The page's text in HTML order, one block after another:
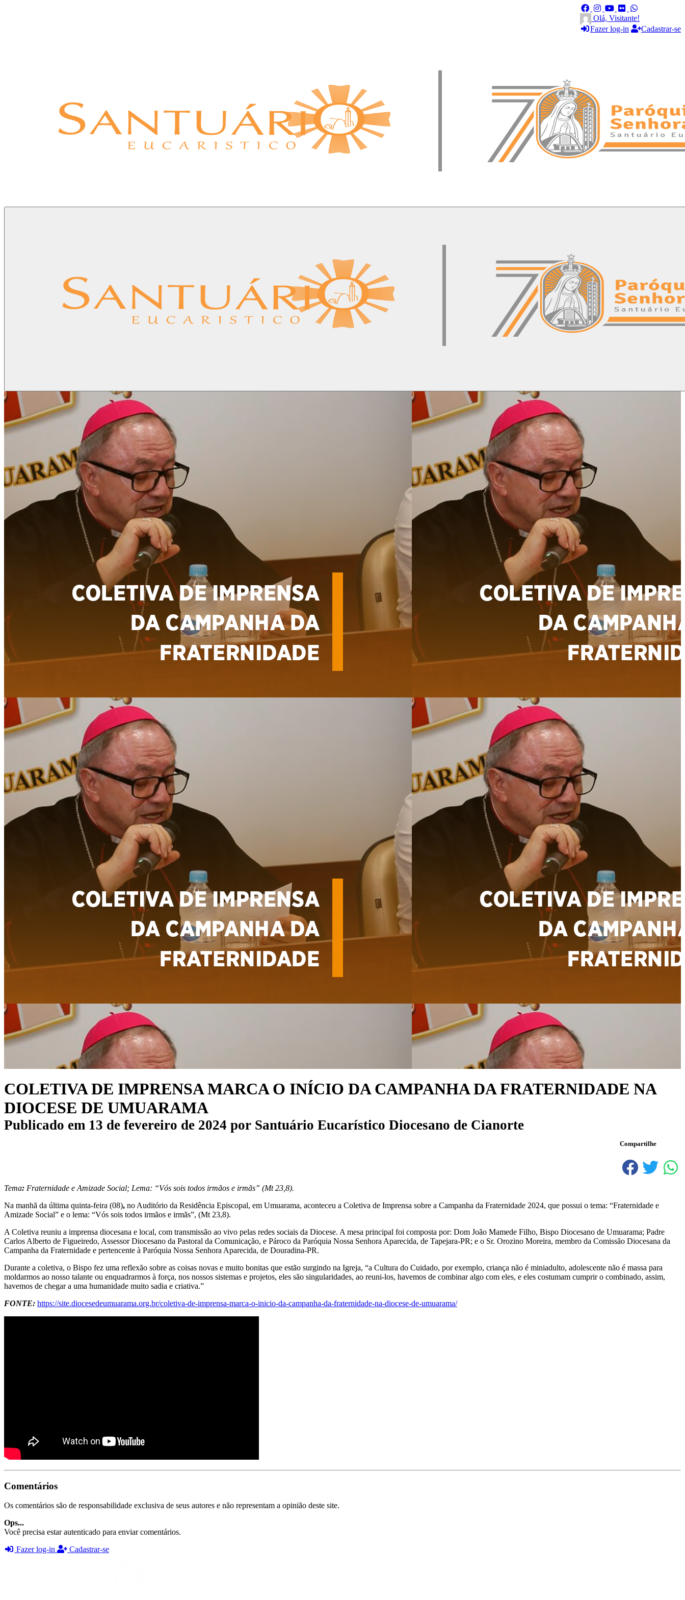
Olá, Visitante!
Fazer log-in
Cadastrar-se
COLETIVA DE IMPRENSA MARCA O INÍCIO DA CAMPANHA DA FRATERNIDADE NA
DIOCESE DE UMUARAMA
Publicado em 13 de fevereiro de 2024 por Santuário Eucarístico Diocesano de Cianorte
Compartilhe
Tema: Fraternidade e Amizade Social; Lema: “Vós sois todos irmãos e irmãs” (Mt 23,8).
Na manhã da última quinta-feira (08), no Auditório da Residência Episcopal, em Umuarama, aconteceu a Coletiva de Imprensa sobre a Campanha da Fraternidade 2024, que possui o tema: “Fraternidade e
Amizade Social” e o lema: “Vós sois todos irmãos e irmãs”, (Mt 23,8).
A Coletiva reuniu a imprensa diocesana e local, com transmissão ao vivo pelas redes sociais da Diocese. A mesa principal foi composta por: Dom João Mamede Filho, Bispo Diocesano de Umuarama; Padre
Carlos Alberto de Figueiredo, Assessor Diocesano da Pastoral da Comunicação, e Pároco da Paróquia Nossa Senhora Aparecida, de Tapejara-PR; e o Sr. Orozino Moreira, membro da Comissão Diocesana da
Campanha da Fraternidade e pertencente à Paróquia Nossa Senhora Aparecida, de Douradina-PR.
Durante a coletiva, o Bispo fez uma reflexão sobre as coisas novas e muito bonitas que estão surgindo na Igreja, “a Cultura do Cuidado, por exemplo, criança não é miniadulto, adolescente não é massa para
moldarmos ao nosso talante ou enquadrarmos à força, nos nossos sistemas e projetos, eles são singularidades, ao reuni-los, havemos de combinar algo com eles, e eles costumam cumprir o combinado, assim,
havemos de chegar a uma humanidade muito sadia e criativa.”
FONTE: https://site.diocesedeumuarama.org.br/coletiva-de-imprensa-marca-o-inicio-da-campanha-da-fraternidade-na-diocese-de-umuarama/
Comentários
Os comentários são de responsabilidade exclusiva de seus autores e não representam a opinião deste site.
Ops...
Você precisa estar autenticado para enviar comentários.
Fazer log-in
Cadastrar-se